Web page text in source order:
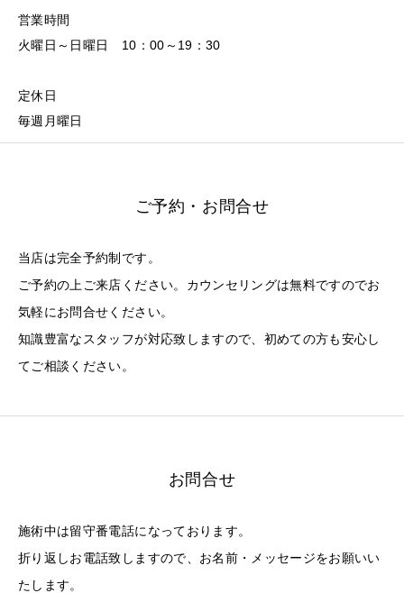
営業時間
火曜日～日曜日 10：00～19：30
定休日
毎週月曜日
ご予約・お問合せ
当店は完全予約制です。
ご予約の上ご来店ください。カウンセリングは無料ですのでお
気軽にお問合せください。
知識豊富なスタッフが対応致しますので、初めての方も安心し
てご相談ください。
お問合せ
施術中は留守番電話になっております。
折り返しお電話致しますので、お名前・メッセージをお願いい
たします。